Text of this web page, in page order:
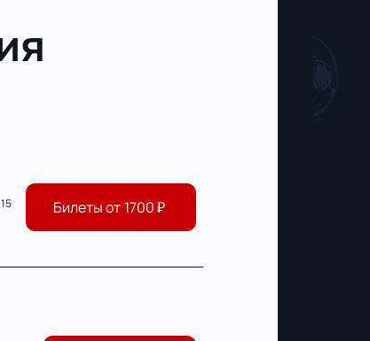
Билеты от 1700₽